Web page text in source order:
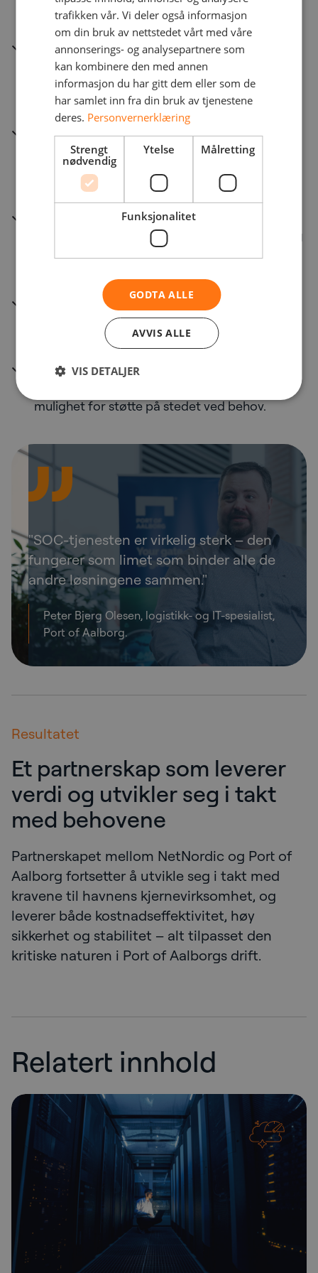
optimalisering av forbruk i Microsoft Azure.
Infrastruktur som en tjeneste (IaaS)
Skalerbar datasenterplattform levert som
tjeneste, med fokus på høy tilgjengelighet og
ytelse.
Fullt administrert drift og vedlikehold av
datasenterplattformen for sømløs
applikasjonsleveranse.
Security Operations Center (SOC)
24/7 overvåking, respons og trusselhåndtering
levert fra NetNordics dedikerte
Nettverk som en tjeneste (NaaS)
Helhetlige, administrerte nettverkstjenester
som sikrer stabilitet, sikkerhet og ytelse.
1st Line Service Desk og lokal brukerstøtte
mulighet for støtte på stedet ved behov.
"SOC-tjenesten er virkelig sterk – den
fungerer som limet som binder alle de
andre løsningene sammen."
Peter Bjerg Olesen, logistikk- og IT-spesialist,
Port of Aalborg.
Resultatet
Et partnerskap som leverer
verdi og utvikler seg i takt
med behovene
Partnerskapet mellom NetNordic og Port of
Aalborg fortsetter å utvikle seg i takt med
kravene til havnens kjernevirksomhet, og
leverer både kostnadseffektivitet, høy
sikkerhet og stabilitet – alt tilpasset den
kritiske naturen i Port of Aalborgs drift.
Relatert innhold
trafikken vår. Vi deler også informasjon
om din bruk av nettstedet vårt med våre
annonserings- og analysepartnere som
kan kombinere den med annen
informasjon du har gitt dem eller som de
har samlet inn fra din bruk av tjenestene
deres. Personvernerklæring
Strengt
nødvendig
Ytelse Målretting
Funksjonalitet
GODTA ALLE
AVVIS ALLE
VIS DETALJER